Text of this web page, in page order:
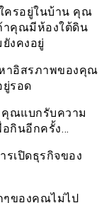
ครอยู่ในบ้าน คุณ
าคุณมีห้องใต้ดิน
งคงอยู่
าอิสรภาพของคุณ
รอด
คุณแบกรับความ
กินอีกครั้ง…
รเปิดธุรกิจของ
ๆของคุณไม่ไป